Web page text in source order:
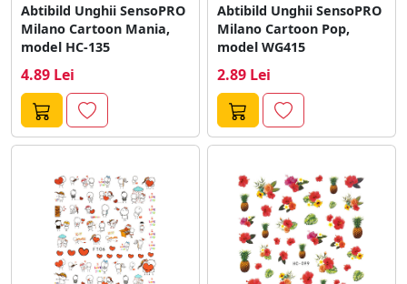
Abtibild Unghii SensoPRO
Milano Cartoon Mania,
model HC-135
4.89 Lei
Abtibild Unghii SensoPRO
Milano Cartoon Pop,
model WG415
2.89 Lei